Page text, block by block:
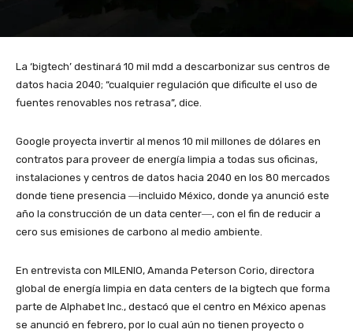
La ‘bigtech’ destinará 10 mil mdd a descarbonizar sus centros de
datos hacia 2040; “cualquier regulación que dificulte el uso de
fuentes renovables nos retrasa”, dice.
Google proyecta invertir al menos 10 mil millones de dólares en
contratos para proveer de energía limpia a todas sus oficinas,
instalaciones y centros de datos hacia 2040 en los 80 mercados
donde tiene presencia ―incluido México, donde ya anunció este
año la construcción de un data center―, con el fin de reducir a
cero sus emisiones de carbono al medio ambiente.
En entrevista con MILENIO, Amanda Peterson Corio, directora
global de energía limpia en data centers de la bigtech que forma
parte de Alphabet Inc., destacó que el centro en México apenas
se anunció en febrero, por lo cual aún no tienen proyecto o